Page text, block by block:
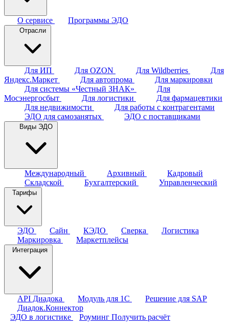
О сервисе Программы ЭДО
Отрасли
Для ИП Для OZON Для Wildberries
Для
Яндекс.Маркет
Для автопрома
Для маркировки
Для системы «Честный ЗНАК»
Для
Мосэнергосбыт
Для логистики
Для фармацевтики
Для недвижимости
Для работы с контрагентами
ЭДО для самозанятых
ЭДО с поставщиками
Виды ЭДО
Международный Архивный
Кадровый
Складской
Бухгалтерский Управленческий
Тарифы
ЭДО Сайн КЭДО Сверка
Логистика
Маркировка
Маркетплейсы
Интеграция
API Диадока Модуль для 1С
Решение для SAP
Диадок.Коннектор
ЭДО в логистике
Роуминг Получить расчёт